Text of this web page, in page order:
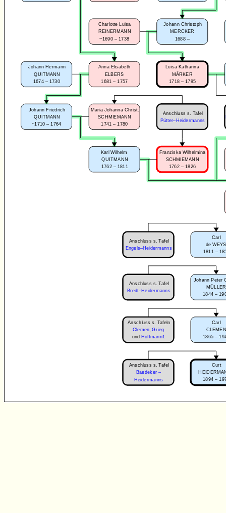
Luisa Katharina
MÄRKER
1718 – 1795
Johann Christoph
MERCKER
1688 –
Charlotte Luisa
REINERMANN
~1690 – 1738
Carl
de WEYS
1811 –
Johann Peter
MÜLLER
1844 –
Carl
CLEMEN
1865 –
Curt
1894 –
Anna Elisabeth
ELBERS
1681 – 1757
Johann Hermann
QUITMANN
1674 – 1730
Maria Johanna Christ.
SCHMIEMANN
1741 – 1780
Johann Friedrich
QUITMANN
~1710 – 1764
Karl Wilhelm
QUITMANN
1762 – 1811
Franziska Wilhelmina
SCHMIEMANN
1762 – 1826
Anschluss s. Tafel
Engels–Heidermanns
Anschluss s. Tafel
Bredt–Heidermanns
Anschluss s. Tafel
Pütter–Heidermanns
Anschluss s. Tafeln
Clemen,Grieg
und Hoffmann1
Anschluss s. Tafel
Baedeker –
Heidermanns